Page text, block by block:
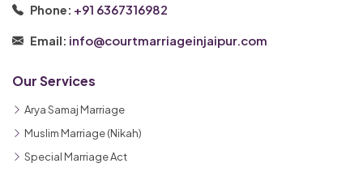
Phone: +91 6367316982
Email: info@courtmarriageinjaipur.com
Our Services
Arya Samaj Marriage
Muslim Marriage (Nikah)
Special Marriage Act